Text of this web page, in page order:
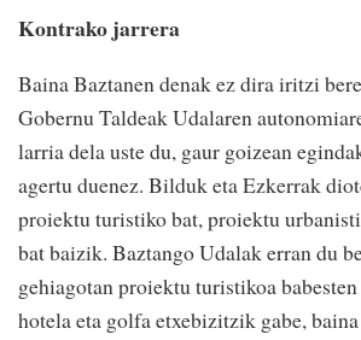
Kontrako jarrera
Baina Baztanen denak ez dira iritzi
Gobernu Taldeak Udalaren
larria dela uste du, gaur goizean
agertu duenez. Bilduk eta Ezkerrak
proiektu turistiko bat, proiektu
bat baizik. Baztango Udalak erran du
gehiagotan proiektu turistikoa babesten
hotela eta golfa etxebizitzik gabe,